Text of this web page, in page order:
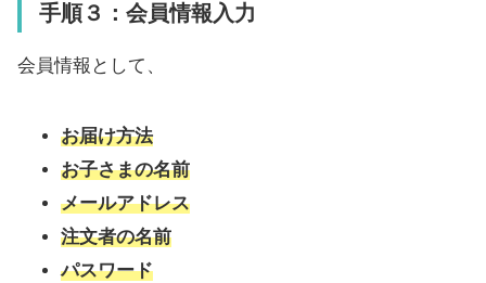
手順３：会員情報入力
会員情報として、
お届け方法
お子さまの名前
メールアドレス
注文者の名前
パスワード